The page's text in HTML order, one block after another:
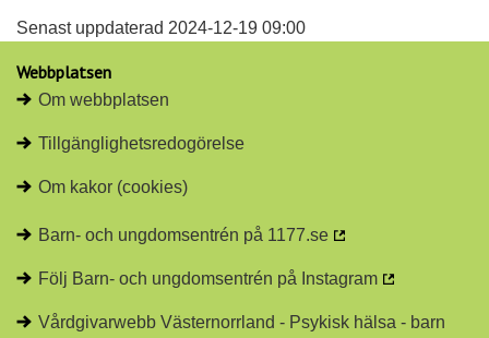
Senast uppdaterad 2024-12-19 09:00
Webbplatsen
Om webbplatsen
Tillgänglighetsredogörelse
Om kakor (cookies)
Barn- och ungdomsentrén på 1177.se
Följ Barn- och ungdomsentrén på Instagram
Vårdgivarwebb Västernorrland - Psykisk hälsa - barn